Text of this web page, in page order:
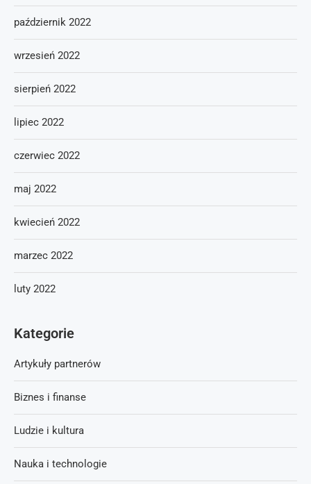
październik 2022
wrzesień 2022
sierpień 2022
lipiec 2022
czerwiec 2022
maj 2022
kwiecień 2022
marzec 2022
luty 2022
Kategorie
Artykuły partnerów
Biznes i finanse
Ludzie i kultura
Nauka i technologie